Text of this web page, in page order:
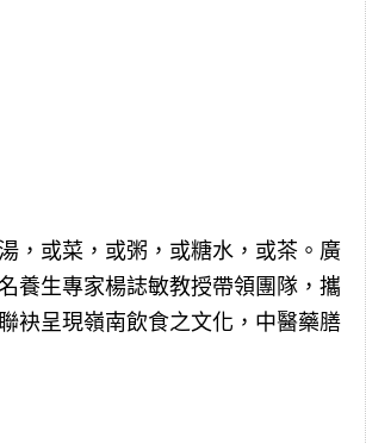
，或菜，或粥，或糖水，或茶。廣
養生專家楊誌敏教授帶領團隊，攜
袂呈現嶺南飲食之文化，中醫藥膳